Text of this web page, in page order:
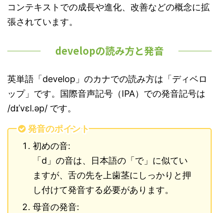
コンテキストでの成長や進化、改善などの概念に拡
張されています。
developの読み方と発音
英単語「develop」のカナでの読み方は「ディベロ
ップ」です。国際音声記号（IPA）での発音記号は
/dɪˈvɛl.əp/ です。
発音のポイント
初めの音:
「d」の音は、日本語の「で」に似てい
ますが、舌の先を上歯茎にしっかりと押
し付けて発音する必要があります。
母音の発音: